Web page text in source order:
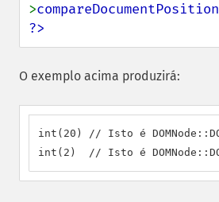
>compareDocumentPosition
?>
O exemplo acima produzirá:
int(20) // Isto é
int(2)  // Isto é